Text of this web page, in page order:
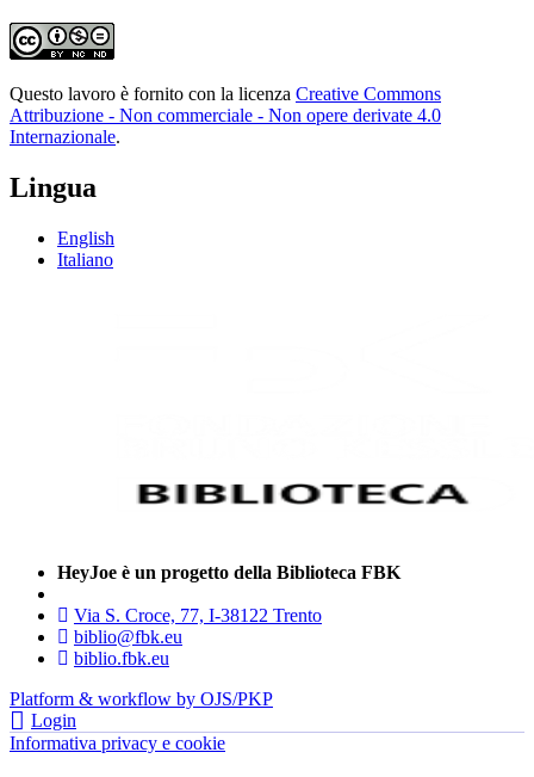
Questo lavoro è fornito con la licenza Creative Commons
Attribuzione - Non commerciale - Non opere derivate 4.0
Internazionale.
Lingua
English
Italiano
HeyJoe è un progetto della Biblioteca FBK
Via S. Croce, 77, I-38122 Trento
biblio@fbk.eu
biblio.fbk.eu
Platform & workflow by OJS/PKP
Login
Informativa privacy e cookie